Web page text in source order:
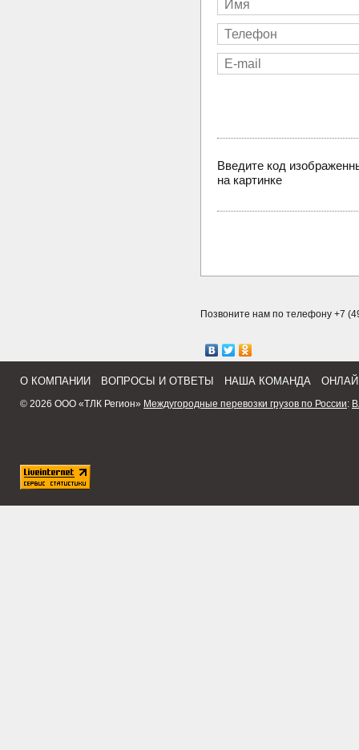
Введите код
на картинке
Позвоните нам по телефону +7
О КОМПАНИИ ВОПРОСЫ И ОТВЕТЫ НАША КОМАНДА
© 2026 ООО «ТЛК Регион» Междугородные перевозки грузов по России: